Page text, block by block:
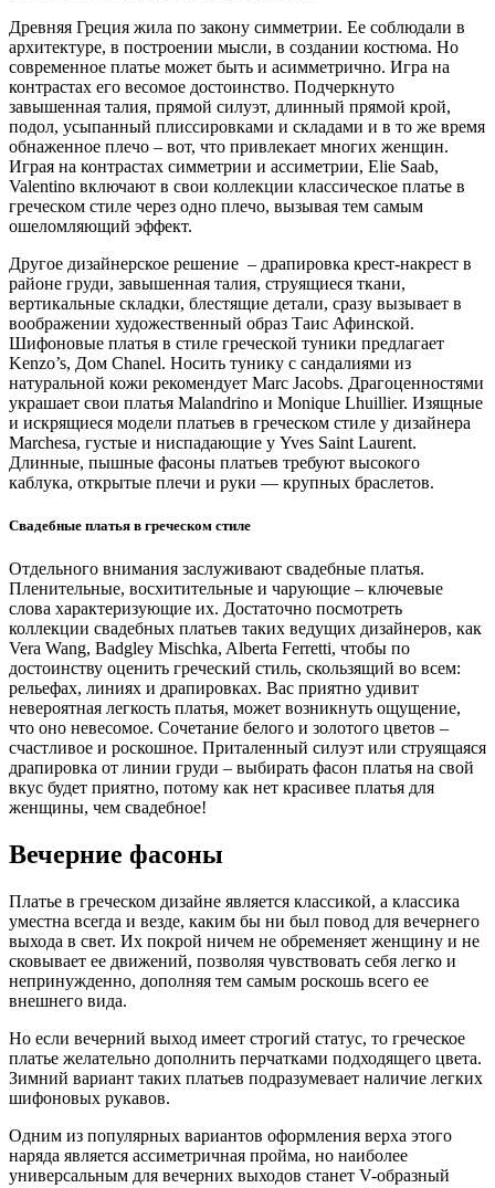
Древняя Греция жила по закону симметрии. Ее соблюдали в
архитектуре, в построении мысли, в создании костюма. Но
современное платье может быть и асимметрично. Игра на
контрастах его весомое достоинство. Подчеркнуто
завышенная талия, прямой силуэт, длинный прямой крой,
подол, усыпанный плиссировками и складами и в то же время
обнаженное плечо – вот, что привлекает многих женщин.
Играя на контрастах симметрии и ассиметрии, Elie Saab,
Valentino включают в свои коллекции классическое платье в
греческом стиле через одно плечо, вызывая тем самым
ошеломляющий эффект.
Другое дизайнерское решение – драпировка крест-накрест в
районе груди, завышенная талия, струящиеся ткани,
вертикальные складки, блестящие детали, сразу вызывает в
воображении художественный образ Таис Афинской.
Шифоновые платья в стиле греческой туники предлагает
Kenzo’s, Дом Chanel. Носить тунику с сандалиями из
натуральной кожи рекомендует Marc Jacobs. Драгоценностями
украшает свои платья Malandrino и Monique Lhuillier. Изящные
и искрящиеся модели платьев в греческом стиле у дизайнера
Marchesa, густые и ниспадающие у Yves Saint Laurent.
Длинные, пышные фасоны платьев требуют высокого
каблука, открытые плечи и руки — крупных браслетов.
Свадебные платья в греческом стиле
Отдельного внимания заслуживают свадебные платья.
Пленительные, восхитительные и чарующие – ключевые
слова характеризующие их. Достаточно посмотреть
коллекции свадебных платьев таких ведущих дизайнеров, как
Vera Wang, Badgley Mischka, Alberta Ferretti, чтобы по
достоинству оценить греческий стиль, скользящий во всем:
рельефах, линиях и драпировках. Вас приятно удивит
невероятная легкость платья, может возникнуть ощущение,
что оно невесомое. Сочетание белого и золотого цветов –
счастливое и роскошное. Приталенный силуэт или струящаяся
драпировка от линии груди – выбирать фасон платья на свой
вкус будет приятно, потому как нет красивее платья для
женщины, чем свадебное!
Вечерние фасоны
Платье в греческом дизайне является классикой, а классика
уместна всегда и везде, каким бы ни был повод для вечернего
выхода в свет. Их покрой ничем не обременяет женщину и не
сковывает ее движений, позволяя чувствовать себя легко и
непринужденно, дополняя тем самым роскошь всего ее
внешнего вида.
Но если вечерний выход имеет строгий статус, то греческое
платье желательно дополнить перчатками подходящего цвета.
Зимний вариант таких платьев подразумевает наличие легких
шифоновых рукавов.
Одним из популярных вариантов оформления верха этого
наряда является ассиметричная пройма, но наиболее
универсальным для вечерних выходов станет V-образный